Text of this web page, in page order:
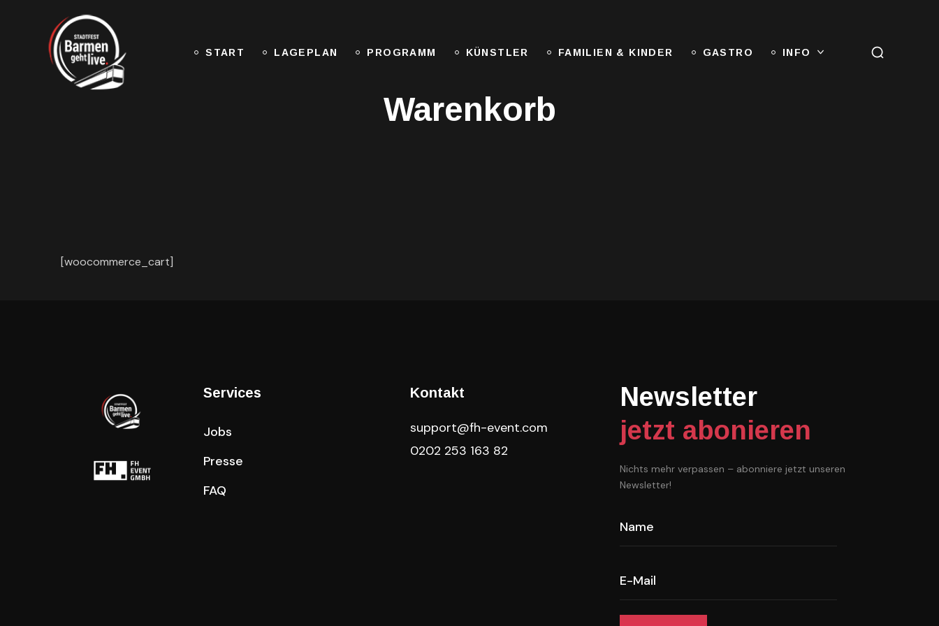
START LAGEPLAN PROGRAMM KÜNSTLER FAMILIEN & KINDER GASTRO INFO
Warenkorb
[woocommerce_cart]
Services
Jobs
Presse
FAQ
Kontakt
support@fh-event.com
0202 253 163 82
Newsletter
jetzt abonieren
Nichts mehr verpassen – abonniere jetzt unseren
Newsletter!